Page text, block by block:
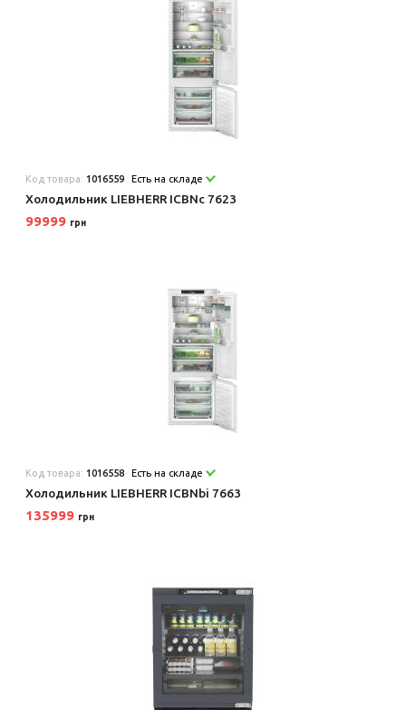
Код товара: 1016559 Есть на складе
Холодильник LIEBHERR ICBNc 7623
99999 грн
Код товара: 1016558 Есть на складе
Холодильник LIEBHERR ICBNbi 7663
135999 грн